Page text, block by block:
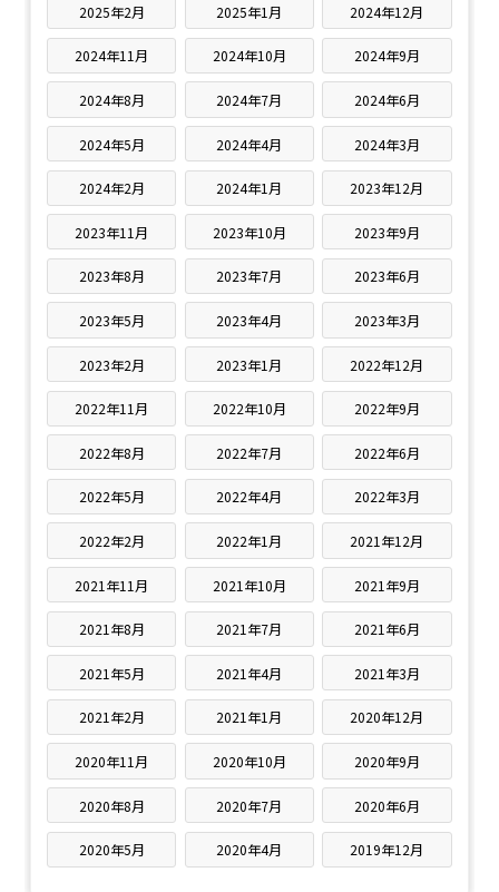
2025年2月 2025年1月 2024年12月
2024年11月 2024年10月 2024年9月
2024年8月 2024年7月 2024年6月
2024年5月 2024年4月 2024年3月
2024年2月 2024年1月 2023年12月
2023年11月 2023年10月 2023年9月
2023年8月 2023年7月 2023年6月
2023年5月 2023年4月 2023年3月
2023年2月 2023年1月 2022年12月
2022年11月 2022年10月 2022年9月
2022年8月 2022年7月 2022年6月
2022年5月 2022年4月 2022年3月
2022年2月 2022年1月 2021年12月
2021年11月 2021年10月 2021年9月
2021年8月 2021年7月 2021年6月
2021年5月 2021年4月 2021年3月
2021年2月 2021年1月 2020年12月
2020年11月 2020年10月 2020年9月
2020年8月 2020年7月 2020年6月
2020年5月 2020年4月 2019年12月